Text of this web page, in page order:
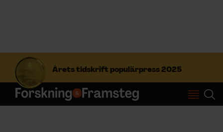
Årets tidskrift populärpress 2025
S
f
t
Prenumerera